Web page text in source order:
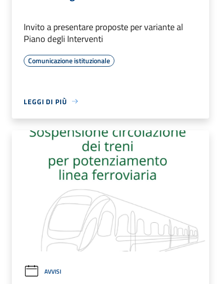
Invito a presentare proposte per variante al
Piano degli Interventi
Comunicazione istituzionale
LEGGI DI PIÙ
AVVISI